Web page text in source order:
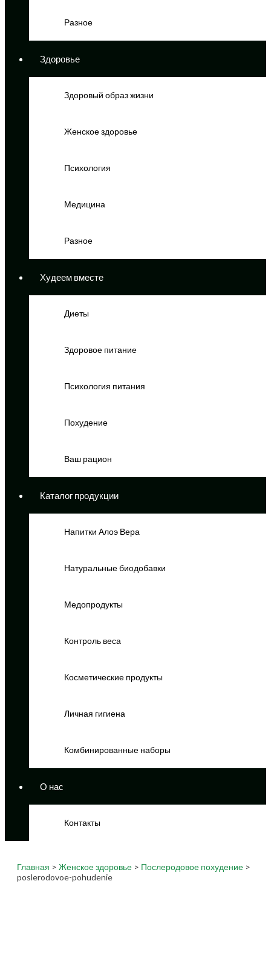
Разное
Здоровье
Здоровый образ жизни
Женское здоровье
Психология
Медицина
Разное
Худеем вместе
Диеты
Здоровое питание
Психология питания
Похудение
Ваш рацион
Каталог продукции
Напитки Алоэ Вера
Натуральные биодобавки
Медопродукты
Контроль веса
Косметические продукты
Личная гигиена
Комбинированные наборы
О нас
Контакты
Главная > Женское здоровье > Послеродовое похудение >
poslerodovoe-pohudenie